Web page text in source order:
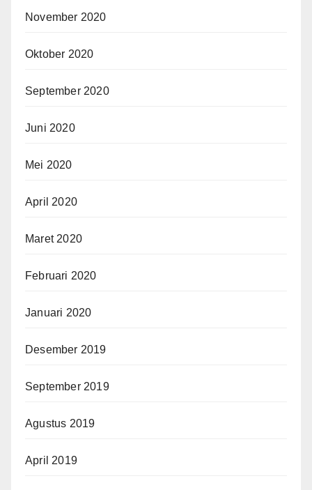
November 2020
Oktober 2020
September 2020
Juni 2020
Mei 2020
April 2020
Maret 2020
Februari 2020
Januari 2020
Desember 2019
September 2019
Agustus 2019
April 2019